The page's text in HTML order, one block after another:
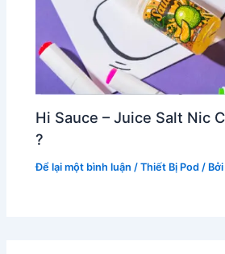
Hi Sauce – Juice Salt Nic
?
Để lại một bình luận /Thiết Bị Pod /